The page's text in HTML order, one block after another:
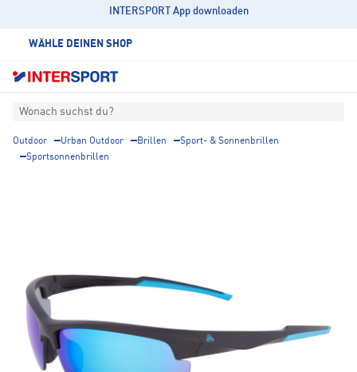
INTERSPORT App downloaden
WÄHLE DEINEN SHOP
Wonach suchst du?
Outdoor Urban Outdoor Brillen
Sport- & Sonnenbrillen
Sportsonnenbrillen